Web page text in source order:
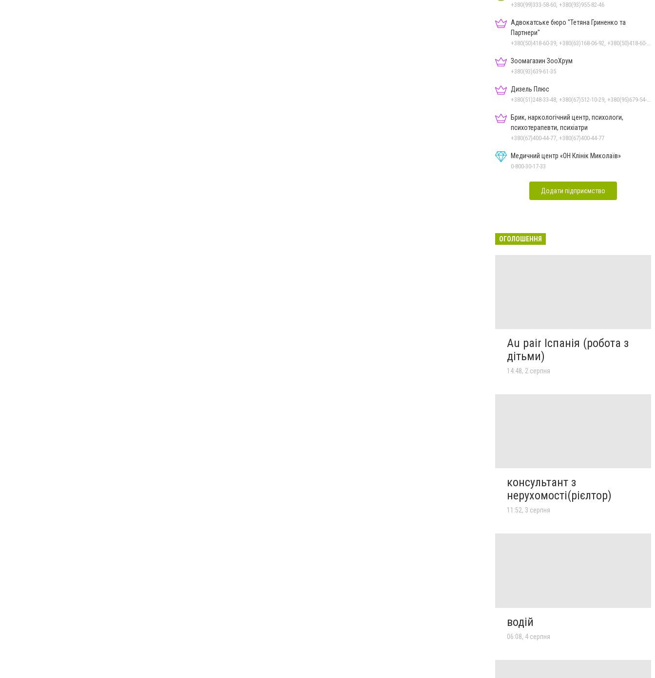
+380(99)333-58-60, +380(93)955-82-46
Адвокатське бюро "Тетяна Гриненко та
Партнери"
Зоомагазин ЗооХрум
+380(93)639-61-35
Дизель Плюс
Брик, наркологічний центр, психологи,
психотерапевти, психіатри
+380(67)400-44-77, +380(67)400-44-77
Медичний центр «ОН Клінік Миколаїв»
0-800-30-17-33
Додати підприємство
ОГОЛОШЕННЯ
Au pair Іспанія (робота з
дітьми)
14:48, 2 серпня
консультант з
нерухомості(рієлтор)
11:52, 3 серпня
водій
06:08, 4 серпня